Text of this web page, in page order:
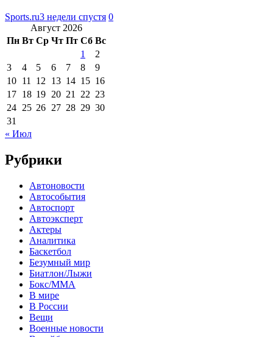
Sports.ru3 недели спустя 0
Август 2026
Пн Вт Ср Чт Пт Сб Вс
1
2
3
4 5 6 7 8
9
10 11 12 13 14 15 16
17 18 19 20 21 22 23
24 25 26 27 28 29 30
31
« Июл
Рубрики
Автоновости
Автособытия
Автоспорт
Автоэксперт
Актеры
Аналитика
Баскетбол
Безумный мир
Биатлон/Лыжи
Бокс/MMA
В мире
В России
Вещи
Военные новости